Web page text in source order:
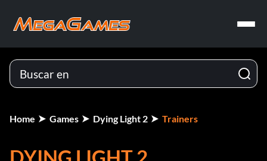
Home Games Dying Light 2 Trainers